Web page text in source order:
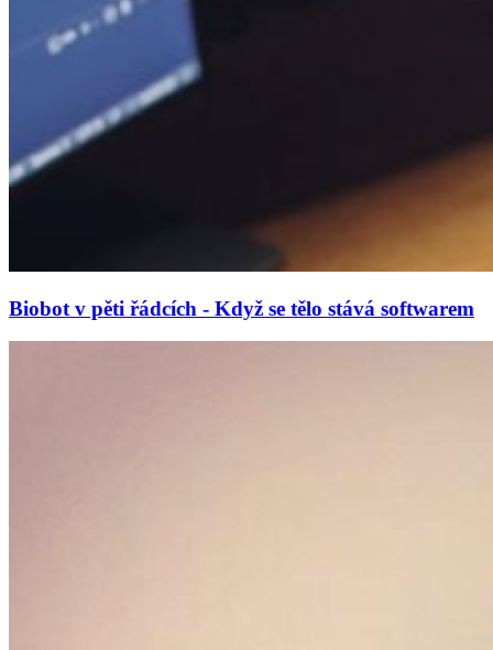
Biobot v pěti řádcích - Když se tělo stává softwarem